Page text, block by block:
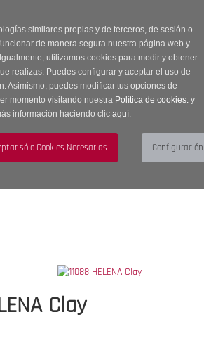
similares propias y de terceros, de sesión o
de manera segura nuestra página web y
utilizamos cookies para medir y obtener
realizas. Puedes configurar y aceptar el uso de
Asimismo, puedes modificar tus opciones de
momento visitando nuestra Política de cookies.y
información haciendo clic aquí.
OUTLET con código OUTLET20
Clay